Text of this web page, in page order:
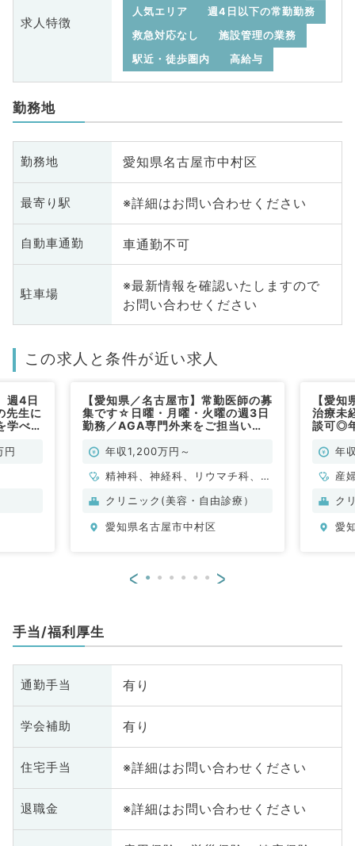
求人特徴
人気エリア
週4日以下の常勤勤務
救急対応なし
施設管理の業務
駅近・徒歩圏内
高給与
勤務地
勤務地 愛知県名古屋市中村区
最寄り駅 ※詳細はお問い合わせください
自動車通勤 車通勤不可
駐車場
※最新情報を確認いたしますので
お問い合わせください
この求人と条件が近い求人
週4日
先生に
学べる
円
【愛知県／名古屋市】常勤医師の募
集です☆日曜・月曜・火曜の週3日
勤務／AGA専門外来をご担当いた
年収1,200万円～
精神科、神経科、リウマチ科、小
児科、美容外科、皮膚科、産婦人
喉科、人工透析科、一般内科、循
診療科、美容皮膚科、救急科・Ｉ
クリニック(美容・自由診療）
愛知県名古屋市中村区
【愛
治療未
談可◎
で通年
産
ク
愛
< >
手当/福利厚生
通勤手当 有り
学会補助 有り
住宅手当 ※詳細はお問い合わせください
退職金 ※詳細はお問い合わせください